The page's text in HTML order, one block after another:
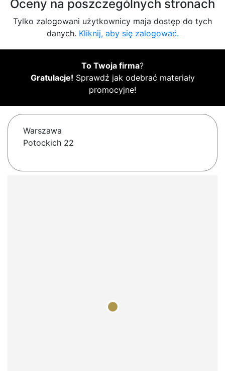
Oceny na poszczególnych stronach
Tylko zalogowani użytkownicy maja dostęp do tych
danych. Kliknij, aby się zalogować.
To Twoja firma?
Gratulacje! Sprawdź jak odebrać materiały
promocyjne!
Warszawa
Potockich 22